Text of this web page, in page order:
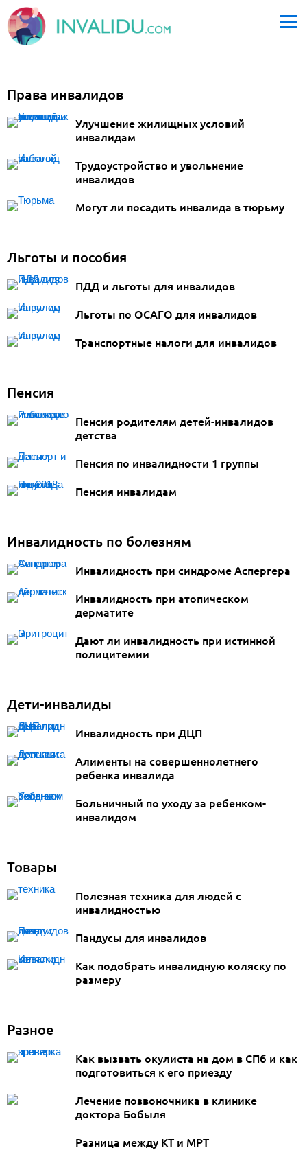
Права инвалидов
Улучшение жилищных условий
инвалидам
Трудоустройство и увольнение
инвалидов
Могут ли посадить инвалида в тюрьму
Льготы и пособия
ПДД и льготы для инвалидов
Льготы по ОСАГО для инвалидов
Транспортные налоги для инвалидов
Пенсия
Пенсия родителям детей-инвалидов
детства
Пенсия по инвалидности 1 группы
Пенсия инвалидам
Инвалидность по болезням
Инвалидность при синдроме Аспергера
Инвалидность при атопическом
дерматите
Дают ли инвалидность при истинной
полицитемии
Дети-инвалиды
Инвалидность при ДЦП
Алименты на совершеннолетнего
ребенка инвалида
Больничный по уходу за ребенком-
инвалидом
Товары
Полезная техника для людей с
инвалидностью
Пандусы для инвалидов
Как подобрать инвалидную коляску по
размеру
Разное
Как вызвать окулиста на дом в СПб и как
подготовиться к его приезду
Лечение позвоночника в клинике
доктора Бобыля
Разница между КТ и МРТ